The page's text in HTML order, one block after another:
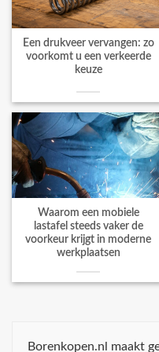
Een drukveer vervangen: zo
voorkomt u een verkeerde
keuze
Waarom een mobiele
lastafel steeds vaker de
voorkeur krijgt in moderne
werkplaatsen
Borenkopen.nl maakt